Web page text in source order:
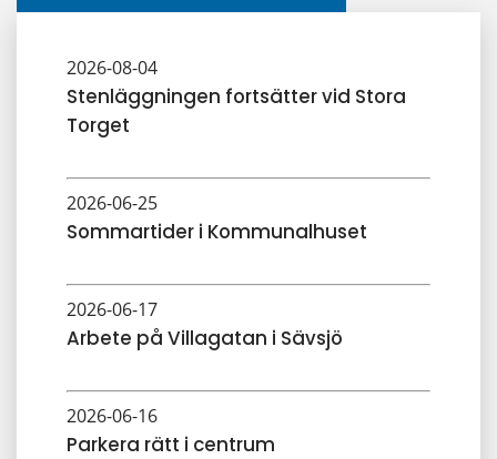
2026-08-04
Stenläggningen fortsätter vid Stora
Torget
2026-06-25
Sommartider i Kommunalhuset
2026-06-17
Arbete på Villagatan i Sävsjö
2026-06-16
Parkera rätt i centrum